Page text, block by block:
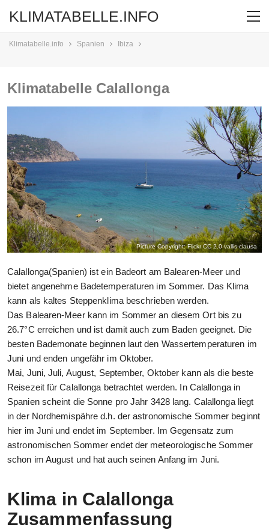
KLIMATABELLE.INFO
Klimatabelle.info Spanien Ibiza
Klimatabelle Calallonga
Picture Copyright: Flickr CC 2.0vallis-clausa
Calallonga(Spanien) ist ein Badeort am Balearen-Meer und
bietet angenehme Badetemperaturen im Sommer. Das Klima
kann als kaltes Steppenklima beschrieben werden.
Das Balearen-Meer kann im Sommer an diesem Ort bis zu
26.7°C erreichen und ist damit auch zum Baden geeignet. Die
besten Bademonate beginnen laut den Wassertemperaturen im
Juni und enden ungefähr im Oktober.
Mai, Juni, Juli, August, September, Oktober kann als die beste
Reisezeit für Calallonga betrachtet werden. In Calallonga in
Spanien scheint die Sonne pro Jahr 3428 lang. Calallonga liegt
in der Nordhemispähre d.h. der astronomische Sommer beginnt
hier im Juni und endet im September. Im Gegensatz zum
astronomischen Sommer endet der meteorologische Sommer
schon im August und hat auch seinen Anfang im Juni.
Klima in Calallonga
Zusammenfassung